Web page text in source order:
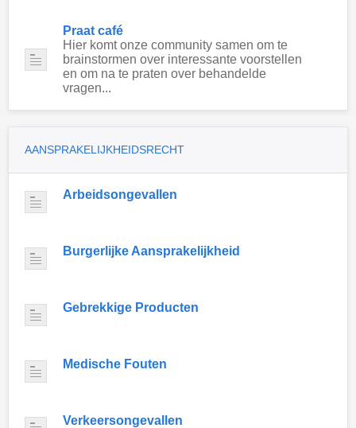
Praat café
Hier komt onze community samen om te
brainstormen over interessante voorstellen
en om na te praten over behandelde
vragen...
AANSPRAKELIJKHEIDSRECHT
Arbeidsongevallen
Burgerlijke Aansprakelijkheid
Gebrekkige Producten
Medische Fouten
Verkeersongevallen